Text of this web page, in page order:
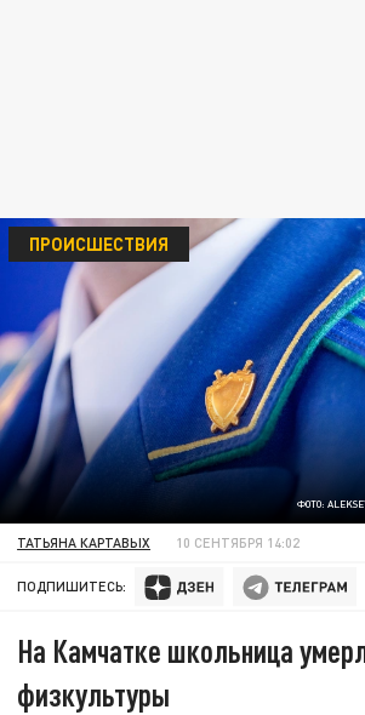
ФОТО:
ПРОИСШЕСТВИЯ
ТАТЬЯНА КАРТАВЫХ 10 СЕНТЯБРЯ 14:02
ПОДПИШИТЕСЬ:
На Камчатке школьница
физкультуры